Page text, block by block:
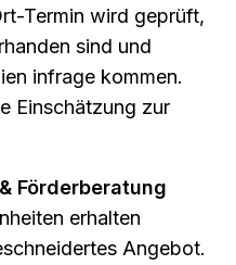
Termin wird geprüft,
sind und
infrage kommen.
Einschätzung zur
Förderberatung
erhalten
Angebot.